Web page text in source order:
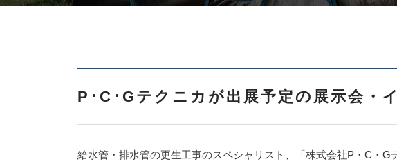
P･C･Gテクニカが出展予定の展示会・
給水管・排水管の更生工事のスペシャリスト、「株式会社P・C・G